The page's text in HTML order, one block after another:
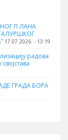
П ЛАНА
17.07.2026. - 13:19
радова
ГРАДА БОРА